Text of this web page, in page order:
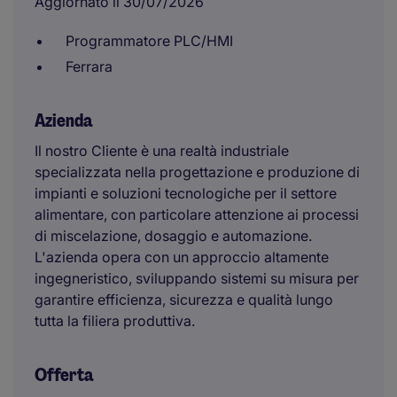
Programmatore PLC/HMI
Ferrara
Azienda
Il nostro Cliente è una realtà industriale
specializzata nella progettazione e produzione di
impianti e soluzioni tecnologiche per il settore
alimentare, con particolare attenzione ai processi
di miscelazione, dosaggio e automazione.
L'azienda opera con un approccio altamente
ingegneristico, sviluppando sistemi su misura per
garantire efficienza, sicurezza e qualità lungo
tutta la filiera produttiva.
Offerta